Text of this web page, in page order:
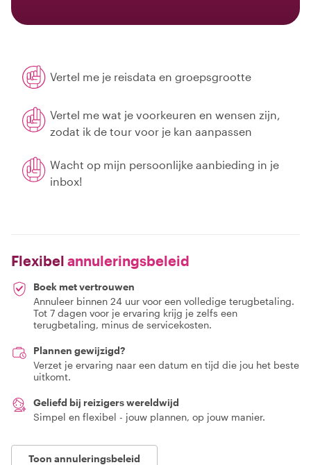
Vertel me je reisdata en groepsgrootte
Vertel me wat je voorkeuren en wensen zijn,
zodat ik de tour voor je kan aanpassen
Wacht op mijn persoonlijke aanbieding in je
inbox!
Flexibel annuleringsbeleid
Boek met vertrouwen
Annuleer binnen 24 uur voor een volledige terugbetaling.
Tot 7 dagen voor je ervaring krijg je zelfs een
terugbetaling, minus de servicekosten.
Plannen gewijzigd?
Verzet je ervaring naar een datum en tijd die jou het beste
uitkomt.
Geliefd bij reizigers wereldwijd
Simpel en flexibel - jouw plannen, op jouw manier.
Toon annuleringsbeleid